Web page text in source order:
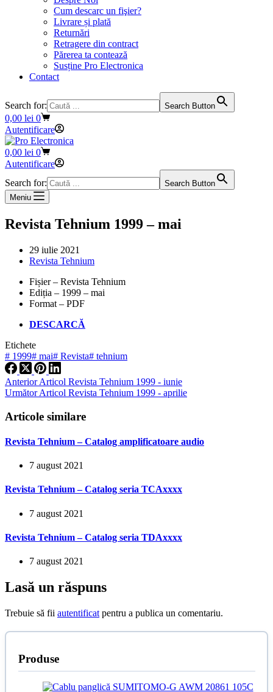
Cum descarc un fişier?
Livrare și plată
Returnări
Retragere din contract
Părerea ta contează
Susține Pro Electronica
Contact
Search for: Search Button
Coș
de
cumpărături
0,00 lei 0
Autentificare
Coș
de
0,00 lei 0
Autentificare
Search for:
Search Button
Meniu
Revista Tehnium 1999 – mai
29 iulie 2021
Revista Tehnium
Fișier – Revista Tehnium
Ediția – 1999 – mai
Format – PDF
DESCARCĂ
Etichete
# 1999# mai# Revista# tehnium
AnteriorArticol Revista Tehnium 1999 - iunie
UrmătorArticol Revista Tehnium 1999 - aprilie
Articole similare
Revista Tehnium – Catalog amplificatoare audio
7 august 2021
Revista Tehnium – Catalog seria TCAxxxx
7 august 2021
Revista Tehnium – Catalog seria TDAxxxx
7 august 2021
Lasă un răspuns
Trebuie să fii autentificat pentru a publica un comentariu.
Produse